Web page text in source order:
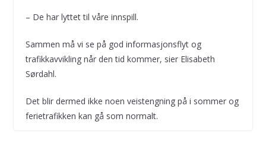
– De har lyttet til våre innspill.
Sammen må vi se på god informasjonsflyt og
trafikkavvikling når den tid kommer, sier Elisabeth
Sørdahl.
Det blir dermed ikke noen veistengning på i sommer og
ferietrafikken kan gå som normalt.